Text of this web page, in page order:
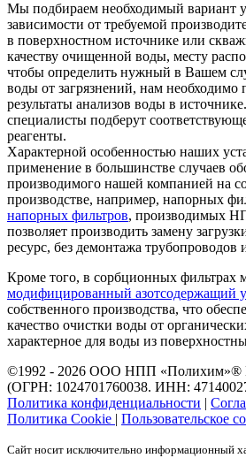
Мы подбираем необходимый вариант
зависимости от требуемой
в поверхностном источнике или
качеству очищенной воды, месту
чтобы определить нужный в Вашем
воды от загрязнений, нам необходимо
результаты анализов воды в
специалисты подберут
реагенты.
Характерной особенностью наших
применение в большинстве случаев
производимого нашей компанией на
производстве, например, напорных
напорных фильтров, производимых
позволяет производить замену
ресурс, без демонтажа трубопроводов
Кроме того, в сорбционных фильтрах
модифицированный азотсодержащий
собственного производства, что
качество очистки воды от
характерное для воды из
©1992 - 2026 ООО НПП «Полихим»®
(ОГРН: 1024701760038. ИНН:
Политика конфиденциальности |
Политика Cookie | Пользовательское
Сайт носит исключительно информационный